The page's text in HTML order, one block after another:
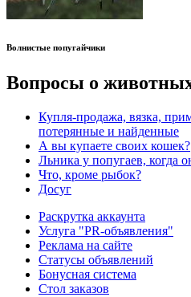
Волнистые попугайчики
Вопросы о
Купля-продажа, вязка,
потерянные и найденные
А вы купаете своих кошек?
Льника у попугаев, когда
Что, кроме рыбок?
Досуг
Раскрутка аккаунта
Услуга "PR-объявления"
Реклама на сайте
Статусы объявлений
Бонусная система
Стол заказов